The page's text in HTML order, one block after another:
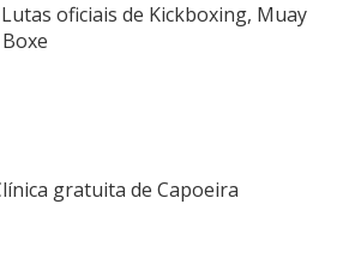
oficiais de Kickboxing, Muay
gratuita de Capoeira